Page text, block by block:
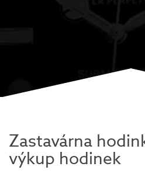
Zastavárna
výkup hodinek